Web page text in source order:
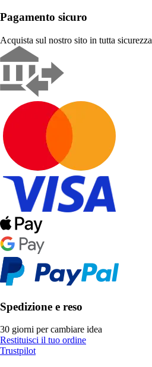
Pagamento sicuro
Acquista sul nostro sito in tutta sicurezza
Spedizione e reso
30 giorni per cambiare idea
Restituisci il tuo ordine
Trustpilot